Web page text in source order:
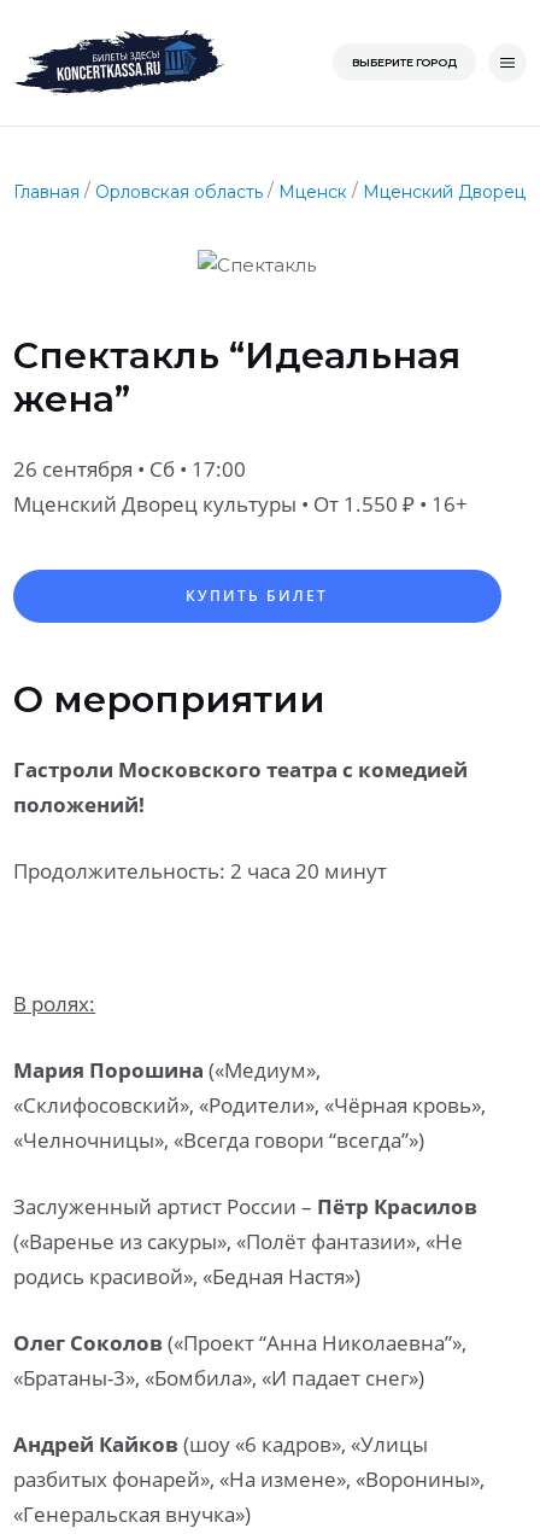
Перейти
содержимому
Главная
ВЫБЕРИТЕ ГОРОД
Главная / Орловская область / Мценск / Мценский Дворец
Спектакль “Идеальная
жена”
26 сентября • Сб • 17:00
Мценский Дворец культуры • От 1.550 ₽ • 16+
КУПИТЬ БИЛЕТ
О мероприятии
Гастроли Московского театра с комедией
положений!
Продолжительность: 2 часа 20 минут
В ролях:
Мария Порошина(«Медиум»,
«Склифосовский», «Родители», «Чёрная кровь»,
«Челночницы», «Всегда говори “всегда”»)
Заслуженный артист России – Пётр Красилов
(«Варенье из сакуры», «Полёт фантазии», «Не
родись красивой», «Бедная Настя»)
Олег Соколов(«Проект “Анна Николаевна”»,
«Братаны-3», «Бомбила», «И падает снег»)
Андрей Кайков(шоу «6 кадров», «Улицы
разбитых фонарей», «На измене», «Воронины»,
«Генеральская внучка»)